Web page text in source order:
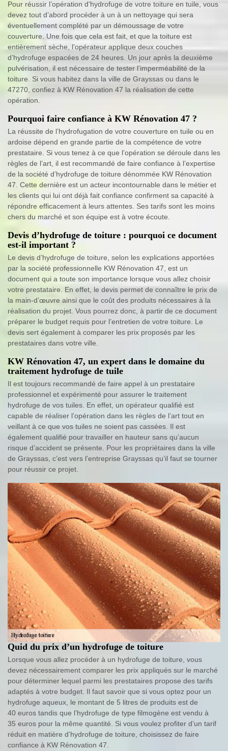
Pour réussir l’opération d’hydrofuge de votre toiture en tuile, vous
devez tout d’abord procéder à un à un nettoyage qui sera
éventuellement complété par un démoussage de votre
couverture. Une fois que cela est fait, et que la toiture est
entièrement sèche, l’opérateur applique deux couches
d’hydrofuge espacées de 24 heures. Un jour après la deuxième
pulvérisation, il est nécessaire de tester l’imperméabilité de la
toiture. Si vous habitez dans la ville de Grayssas ou dans le
47270, confiez à KW Rénovation 47 la réalisation de cette
opération.
Pourquoi faire confiance à KW Rénovation 47 ?
La réussite de l’hydrofugation de votre couverture en tuile ou en
ardoise dépend en grande partie de la compétence de votre
prestataire. Si vous tenez à ce que l’opération se déroule dans les
règles de l’art, il est recommandé de faire confiance à l’expertise
de la société d’hydrofuge de toiture dénommée KW Rénovation
47. Cette dernière est un acteur incontournable dans le métier et
les clients qui lui ont déjà fait confiance confirment sa capacité à
répondre efficacement à leurs attentes. Ses tarifs sont les moins
chers du marché et son équipe est à votre écoute.
Devis d’hydrofuge de toiture : pourquoi ce document
est-il important ?
Le devis d’hydrofuge de toiture, selon les explications apportées
par la société professionnelle KW Rénovation 47, est un
document qui a toute son importance lorsque vous allez choisir
votre prestataire. En effet, le devis permet de connaître le prix de
la main-d’œuvre ainsi que le coût des produits nécessaires à la
réalisation du projet. Vous pourrez donc, à partir de ce document
préparer le budget requis pour l’entretien de votre toiture. Le
devis sert également à comparer les prix proposés par les
prestataires dans votre ville.
KW Rénovation 47, un expert dans le domaine du
traitement hydrofuge de tuile
Il est toujours recommandé de faire appel à un prestataire
professionnel et expérimenté pour assurer le traitement
hydrofuge de vos tuiles. En effet, un opérateur qualifié est
capable de réaliser l’opération dans les règles de l’art tout en
veillant à ce que vos tuiles ne soient pas cassées. Il est
également qualifié pour travailler en hauteur sans qu’aucun
risque d’accident se présente. Pour les propriétaires dans la ville
de Grayssas, c’est vers l’entreprise Grayssas qu’il faut se tourner
pour réussir ce projet.
Quid du prix d’un hydrofuge de toiture
Lorsque vous allez procéder à un hydrofuge de toiture, vous
devez nécessairement comparer les prix appliqués sur le marché
pour déterminer lequel parmi les prestataires propose des tarifs
adaptés à votre budget. Il faut savoir que si vous optez pour un
hydrofuge aqueux, le montant de 5 litres de produits est de
40 euros tandis que l’hydrofuge de type filmogène est vendu à
35 euros pour la même quantité. Si vous voulez profiter d’un tarif
réduit en matière d’hydrofuge de toiture, choisissez de faire
confiance à KW Rénovation 47.